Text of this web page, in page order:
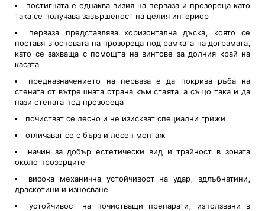
постигната е еднаква визия на перваза и прозореца като
така се получава завършеност на целия интериор
перваза представлява хоризонтална дъска, която се
поставя в основата на прозореца под рамката на дограмата,
като се захваща с помощта на винтове за долния край на
касата
предназначението на перваза е да покрива ръба на
стената от вътрешната страна към стаята, а също така и да
пази стената под прозореца
почистват се лесно и не изискват специални грижи
отличават се с бърз и лесен монтаж
начин за добър естетически вид и трайност в зоната
около прозорците
висока механична устойчивост на удар, вдлъбнатини,
драскотини и износване
устойчивост на почистващи препарати, използвани в